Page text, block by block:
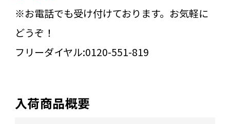
※お電話でも受け付けております。お気軽に
どうぞ！
フリーダイヤル:0120-551-819
入荷商品概要